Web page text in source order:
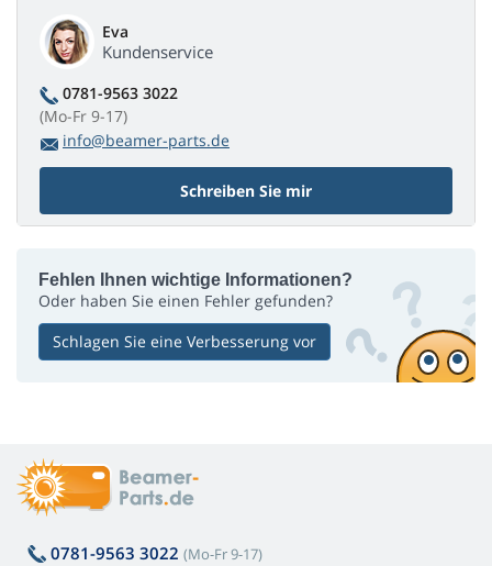
Eva
Kundenservice
0781-9563 3022
(Mo-Fr 9-17)
info@beamer-parts.de
Schreiben Sie mir
Fehlen Ihnen wichtige Informationen?
Oder haben Sie einen Fehler gefunden?
Schlagen Sie eine Verbesserung vor
0781-9563 3022 (Mo-Fr 9-17)